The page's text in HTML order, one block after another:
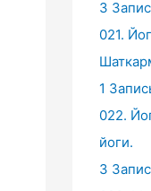
3
021.
1
022.
йоги.
3